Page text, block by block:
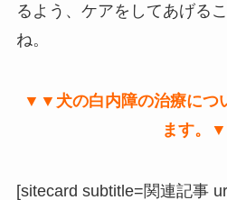
るよう、ケアをしてあげる
ね。
▼▼犬の白内障の治療につ
ます。
[sitecard subtitle=関連記事